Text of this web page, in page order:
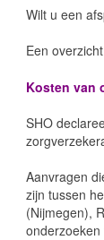
Wilt u een
Een
Kosten van
SHO
Aanvragen
zijn tussen
(Nijmegen),